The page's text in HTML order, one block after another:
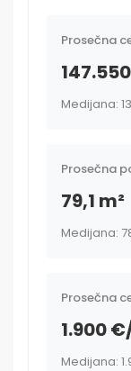
Prosečna
Medijana:
Prosečna
79,1 m²
Medijana:
Prosečna
1.900
Medijana: